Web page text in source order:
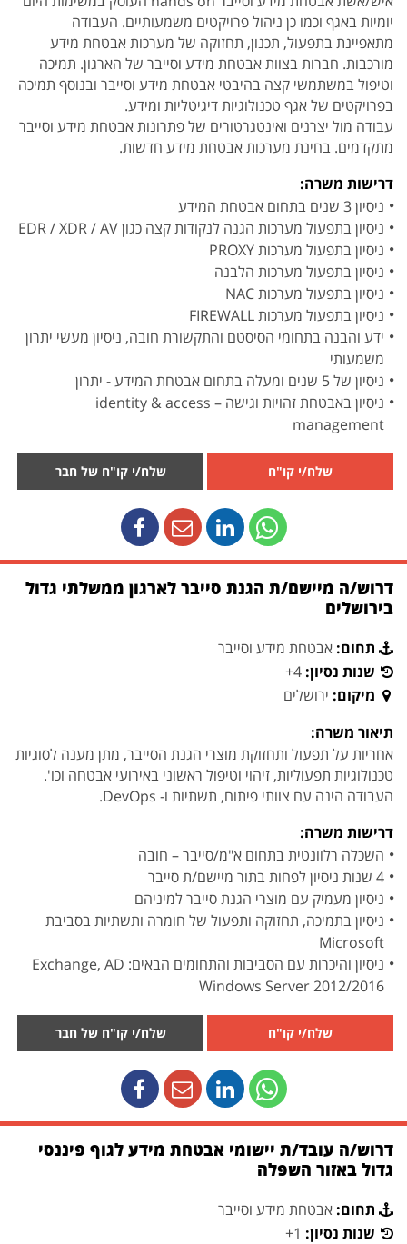
יומיות באגף וכמו כן ניהול פרויקטים משמעותיים. העבודה
מתאפיינת בתפעול, תכנון, תחזוקה של מערכות אבטחת מידע
מורכבות. חברות בצוות אבטחת מידע וסייבר של הארגון. תמיכה
וטיפול במשתמשי קצה בהיבטי אבטחת מידע וסייבר ובנוסף תמיכה
בפרויקטים של אגף טכנולוגיות דיגיטליות ומידע.
עבודה מול יצרנים ואינטגרטורים של פתרונות אבטחת מידע וסייבר
מתקדמים. בחינת מערכות אבטחת מידע חדשות.
דרישות משרה:
ניסיון 3 שנים בתחום אבטחת המידע
ניסיון בתפעול מערכות הגנה לנקודות קצה כגון EDR / XDR / AV
ניסיון בתפעול מערכות PROXY
ניסיון בתפעול מערכות הלבנה
ניסיון בתפעול מערכות NAC
ניסיון בתפעול מערכות FIREWALL
ידע והבנה בתחומי הסיסטם והתקשורת חובה, ניסיון מעשי יתרון
משמעותי
ניסיון של 5 שנים ומעלה בתחום אבטחת המידע - יתרון
ניסיון באבטחת זהויות וגישה – identity & access
management
שלח/י קו"ח שלח/י קו"ח של חבר
דרוש/ה מיישם/ת הגנת סייבר לארגון ממשלתי גדול
בירושלים
תחום: אבטחת מידע וסייבר
שנות נסיון: 4+
מיקום: ירושלים
תיאור משרה:
אחריות על תפעול ותחזוקת מוצרי הגנת הסייבר, מתן מענה לסוגיות
טכנולוגיות תפעוליות, זיהוי וטיפול ראשוני באירועי אבטחה וכו'.
העבודה הינה עם צוותי פיתוח, תשתיות ו- DevOps.
דרישות משרה:
השכלה רלוונטית בתחום א"מ/סייבר – חובה
4 שנות ניסיון לפחות בתור מיישם/ת סייבר
ניסיון מעמיק עם מוצרי הגנת סייבר למיניהם
ניסיון בתמיכה, תחזוקה ותפעול של חומרה ותשתיות בסביבת
Microsoft
ניסיון והיכרות עם הסביבות והתחומים הבאים: Exchange, AD
Windows Server 2012/2016
שלח/י קו"ח שלח/י קו"ח של חבר
דרוש/ה עובד/ת יישומי אבטחת מידע לגוף פיננסי
גדול באזור השפלה
תחום: אבטחת מידע וסייבר
שנות נסיון: 1+